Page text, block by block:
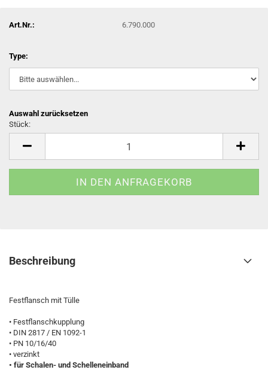
Art.Nr.: 6.790.000
Type:
Auswahl zurücksetzen
Stück:
Beschreibung
Festflansch mit Tülle
• Festflanschkupplung
• DIN 2817 / EN 1092-1
• PN 10/16/40
• verzinkt
• für Schalen- und Schelleneinband